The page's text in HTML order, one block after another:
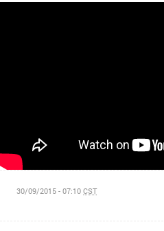
30/09/2015 - 07:10CST